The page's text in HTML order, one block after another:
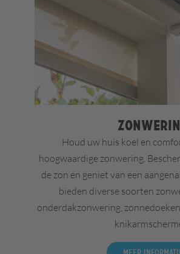
Houd uw huis koel en
hoogwaardige zonwering.
de zon en geniet van een
bieden diverse soorten
onderdakzonwering,
Meer